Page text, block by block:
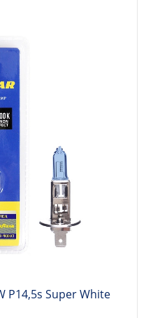
P14,5s Super White